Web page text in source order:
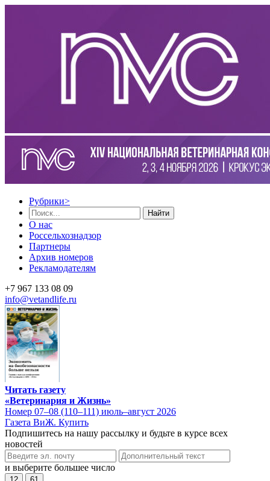
Рубрики>
Найти
О нас
Россельхознадзор
Партнеры
Архив номеров
Рекламодателям
+7 967 133 08 09
info@vetandlife.ru
Читать газету
«Ветеринария и Жизнь»
Номер 07–08 (110–111) июль–август 2026
Газета ВиЖ. Купить
Подпишитесь на нашу рассылку и будьте в курсе всех
новостей
и выберите большее число